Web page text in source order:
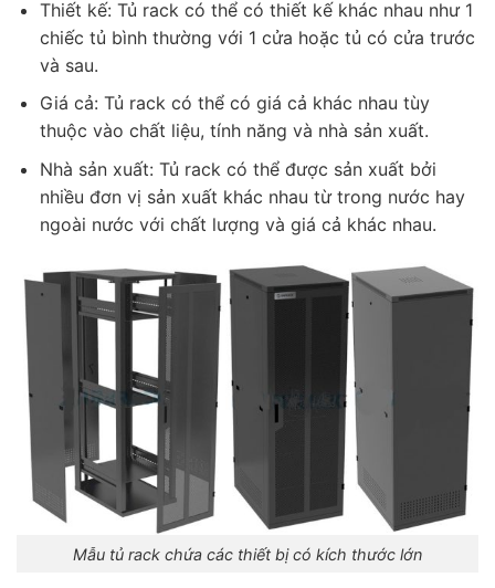
Thiết kế: Tủ rack có thể có thiết kế khác nhau như 1
chiếc tủ bình thường với 1 cửa hoặc tủ có cửa trước
và sau.
Giá cả: Tủ rack có thể có giá cả khác nhau tùy
thuộc vào chất liệu, tính năng và nhà sản xuất.
Nhà sản xuất: Tủ rack có thể được sản xuất bởi
nhiều đơn vị sản xuất khác nhau từ trong nước hay
ngoài nước với chất lượng và giá cả khác nhau.
Mẫu tủ rack chứa các thiết bị có kích thước lớn